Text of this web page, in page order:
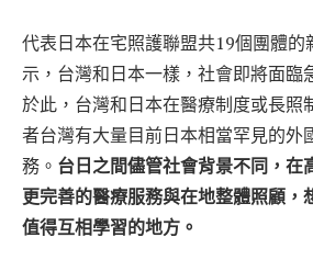
代表日本在宅照護聯盟共19個團體的
示，台灣和日本一樣，社會即將面臨
於此，台灣和日本在醫療制度或長照
者台灣有大量目前日本相當罕見的外
務。 台日之間儘管社會背景不同，在
更完善的醫療服務與在地整體照顧，
值得互相學習的地方。